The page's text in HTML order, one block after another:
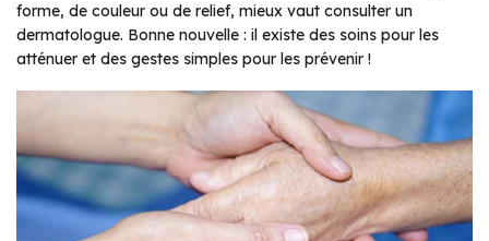
forme, de couleur ou de relief, mieux vaut consulter un
dermatologue. Bonne nouvelle : il existe des soins pour les
atténuer et des gestes simples pour les prévenir !